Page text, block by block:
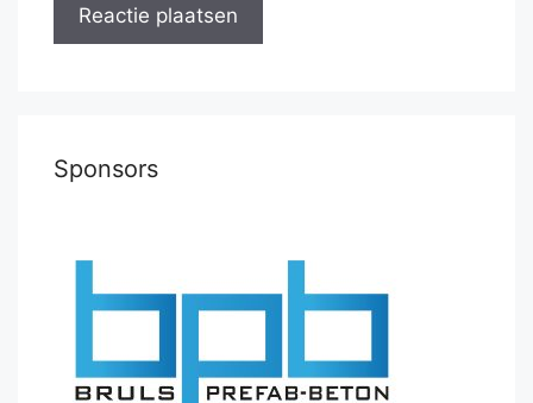
Sponsors